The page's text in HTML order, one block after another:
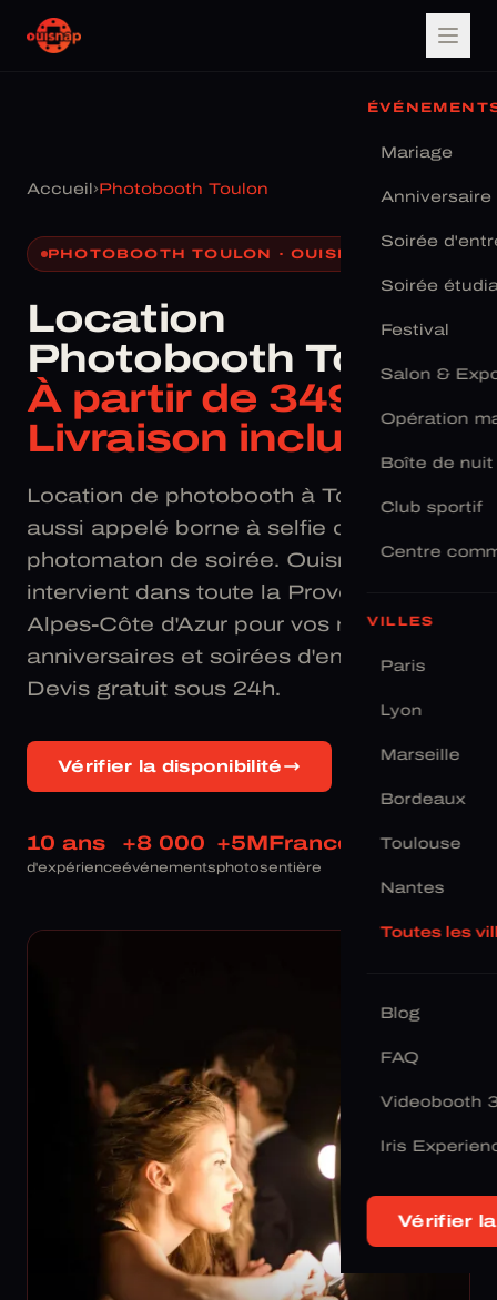
Mariage
Anniversaire
Soirée
Soirée
Festival
Salon &
Opération
Boîte de nuit
Club sportif
Centre
VILLES
Paris
Lyon
Marseille
Bordeaux
Toulouse
Nantes
Toutes les
Blog
FAQ
Videobooth
Iris
Vérifier
Accueil ›Photobooth Toulon
PHOTOBOOTH TOULON · OUISNAP
Location
Photobooth Toulon
À partir de 349 € ·
Livraison incluse
Location de photobooth à Toulon —
aussi appelé borne à selfie ou
photomaton de soirée. Ouisnap
intervient dans toute la Provence-
Alpes-Côte d'Azur pour vos mariages,
anniversaires et soirées d'entreprise.
Devis gratuit sous 24h.
Vérifier la disponibilité
10 ans
d'expérience
+8 000
événements
+5M
photos
France
entière